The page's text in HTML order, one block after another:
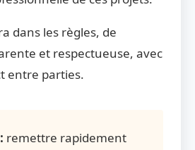
dans les règles, de
et respectueuse, avec
entre parties.
remettre rapidement